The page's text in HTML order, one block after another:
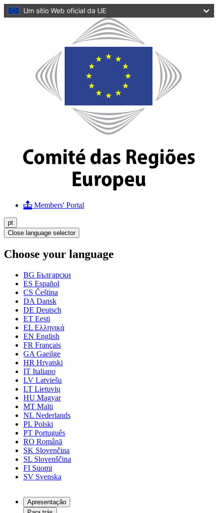
conteúdo
principal
Um sítio Web oficial da UE
Members' Portal
pt
Close language selector
Choose your language
BG Български
ES Español
CS Čeština
DA Dansk
DE Deutsch
ET Eesti
EL Ελληνικά
EN English
FR Français
GA Gaeilge
HR Hrvatski
IT Italiano
LV Latviešu
LT Lietuvių
HU Magyar
MT Malti
NL Nederlands
PL Polski
PT Português
RO Română
SK Slovenčina
SL Slovenščina
FI Suomi
SV Svenska
Apresentação